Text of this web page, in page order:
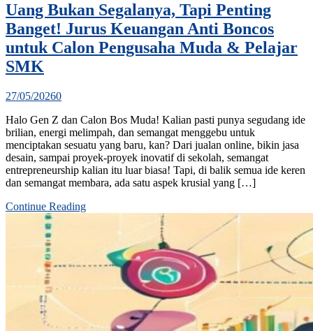
Uang Bukan Segalanya, Tapi Penting
Banget! Jurus Keuangan Anti Boncos
untuk Calon Pengusaha Muda & Pelajar
SMK
27/05/20260
Halo Gen Z dan Calon Bos Muda! Kalian pasti punya segudang ide
brilian, energi melimpah, dan semangat menggebu untuk
menciptakan sesuatu yang baru, kan? Dari jualan online, bikin jasa
desain, sampai proyek-proyek inovatif di sekolah, semangat
entrepreneurship kalian itu luar biasa! Tapi, di balik semua ide keren
dan semangat membara, ada satu aspek krusial yang […]
Continue Reading